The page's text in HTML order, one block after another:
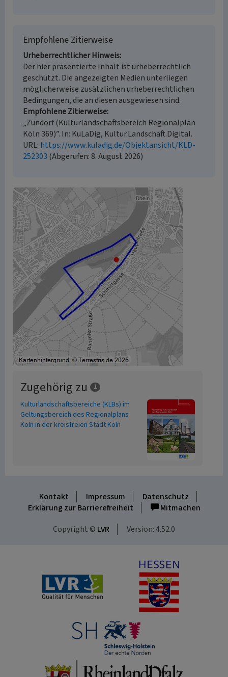
Empfohlene Zitierweise
Urheberrechtlicher Hinweis
Der hier präsentierte Inhalt ist urheberrechtlich
geschützt. Die angezeigten Medien unterliegen
möglicherweise zusätzlichen urheberrechtlichen
Bedingungen, die an diesen ausgewiesen sind.
Empfohlene Zitierweise
„Zündorf (Kulturlandschaftsbereich Regionalplan
Köln 369)”. In: KuLaDig, Kultur.Landschaft.Digital.
URL: https://www.kuladig.de/Objektansicht/KLD-
252303 (Abgerufen: 8. August 2026)
Zugehörig zu 1
Kulturlandschaftsbereiche (KLBs) im
Geltungsbereich des Regionalplans
Köln in der kreisfreien Stadt Köln
Kontakt Impressum
Datenschutz
Erklärung zur Barrierefreiheit
Mitmachen
Copyright © LVR Version: 4.52.0